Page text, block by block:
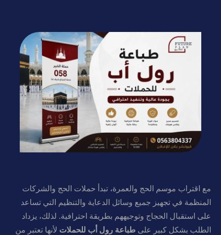
مع اقتراب موسم الحج والعمرة، تبدأ حملات الحج والشركات
المنظمة في تجهيز جميع وسائل الدعاية والتنظيم التي تساعد
على استقبال الحجاج وتوجيههم بطريقة احترافية. لذلك، يزداد
الطلب بشكل كبير على طباعة رول أب للحملات لأنها تعتبر من